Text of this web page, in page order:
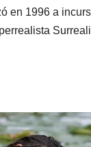
en 1996 a